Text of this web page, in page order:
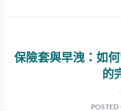
保險套與早洩：如
的
POSTED